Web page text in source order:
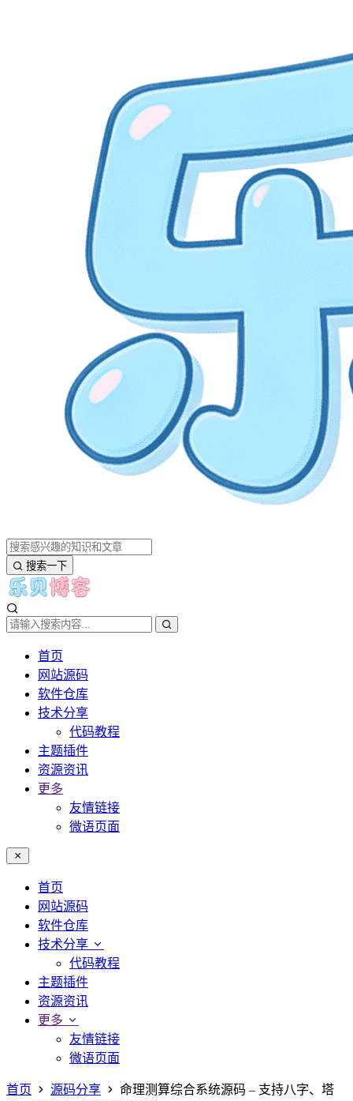
搜索一下
首页
网站源码
软件仓库
技术分享
代码教程
主题插件
资源资讯
更多
友情链接
微语页面
首页
网站源码
软件仓库
技术分享
代码教程
主题插件
资源资讯
更多
友情链接
微语页面
首页 源码分享
命理测算综合系统源码 – 支持八字、塔